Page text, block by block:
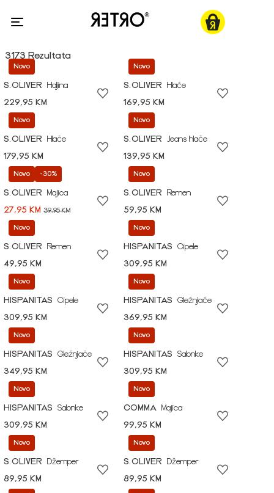
3173 Rezultata
Novo
S.OLIVER
Haljina
229,95 KM
Novo
S.OLIVER
Hlače
169,95 KM
Novo
S.OLIVER
Hlače
179,95 KM
Novo
S.OLIVER
Jeans hlače
139,95 KM
Novo -30%
S.OLIVER
Majica
27,95 KM 39,95 KM
Novo
S.OLIVER
Remen
59,95 KM
Novo
S.OLIVER
Remen
49,95 KM
Novo
HISPANITAS
Cipele
309,95 KM
Novo
HISPANITAS
Cipele
309,95 KM
Novo
HISPANITAS
Gležnjače
369,95 KM
Novo
HISPANITAS
Gležnjače
349,95 KM
Novo
HISPANITAS
Salonke
309,95 KM
Novo
HISPANITAS
Salonke
309,95 KM
Novo
COMMA
Majica
99,95 KM
Novo
S.OLIVER
Džemper
89,95 KM
Novo
S.OLIVER
Džemper
89,95 KM